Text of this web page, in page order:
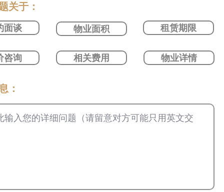
关于：
面谈 物业面积 租赁期限
咨询 相关费用 物业详情
：